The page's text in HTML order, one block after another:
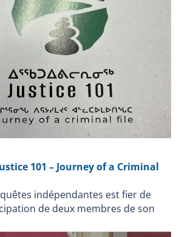
du fuyard. L’homme sort alors
armé d’un couperet de
sur une policière qu’il blesse à
du SPVQ font feu vers le sujet
sol. Martin Gagnon est transporté à
est constaté. Conformément à
le BEI a transmis son rapport au
criminelles et pénales le 12
sur la base de ce rapport que le
s’il y a lieu de porter des
les policiers impliqués. Rappelons
par le BEI n’est pas public
des renseignements sensibles et
déclarations des personnes
de même que des éléments
aucune autre
faits ou sur l’enquête ne sera
101 – Journey of a Criminal
indépendantes est fier de
de deux membres de son